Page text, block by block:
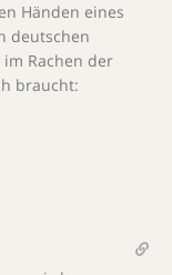
Händen eines
deutschen
Rachen der
braucht: